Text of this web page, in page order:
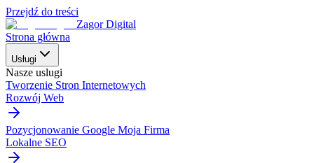
Przejdź do treści
Zagor Digital
Strona główna
Usługi
Nasze uslugi
Tworzenie Stron Internetowych
Rozwój Web
Pozycjonowanie Google Moja Firma
Lokalne SEO